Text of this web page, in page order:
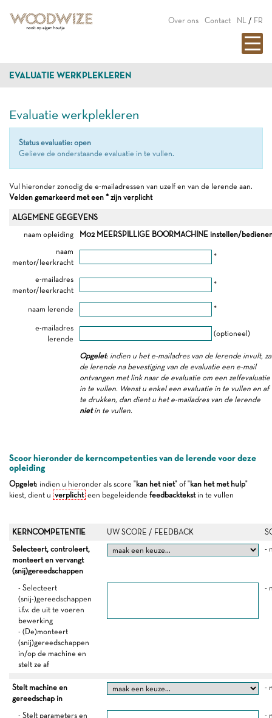
Over ons Contact NL / FR
EVALUATIE WERKPLEKLEREN
Evaluatie werkplekleren
Status evaluatie: open
Gelieve de onderstaande evaluatie in te vullen.
Vul hieronder zonodig de e-mailadressen van uzelf en van de lerende aan.
Velden gemarkeerd met een * zijn verplicht
ALGEMENE GEGEVENS
naam opleiding
M02 MEERSPILLIGE BOORMACHINE instellen/
naam
mentor/leerkracht
*
e-mailadres
mentor/leerkracht
*
naam lerende *
e-mailadres
lerende
(optioneel)
Opgelet: indien u het e-mailadres van de lerende invult,
de lerende na bevestiging van de evaluatie een e-mail
ontvangen met link naar de evaluatie om een zelfevaluatie
in te vullen. Wenst u enkel een evaluatie in te vullen en af
te drukken, dan dient u het e-mailadres van de lerende
nietin te vullen.
Scoor hieronder de kerncompetenties van de lerende voor deze
opleiding
Opgelet: indien u hieronder als score "kan het niet" of "kan het met hulp"
kiest, dient u verplicht een begeleidende feedbacktekstin te vullen
KERNCOMPETENTIE UW SCORE / FEEDBACK
Selecteert, controleert,
monteert en vervangt
(snij)gereedschappen
-
- Selecteert
(snij-)gereedschappen
i.f.v. de uit te voeren
bewerking
- (De)monteert
(snij)gereedschappen
in/op de machine en
stelt ze af
-
Stelt machine en
gereedschap in
-
- Stelt parameters en
-